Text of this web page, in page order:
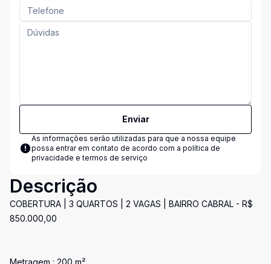
Enviar
As informações serão utilizadas para que a nossa equipe
possa entrar em contato de acordo com a política de
privacidade e termos de serviço
Descrição
COBERTURA | 3 QUARTOS | 2 VAGAS | BAIRRO CABRAL - R$
850.000,00
Metragem : 200 m².